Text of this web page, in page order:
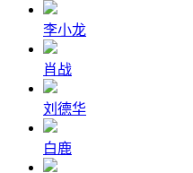
李小龙
肖战
刘德华
白鹿